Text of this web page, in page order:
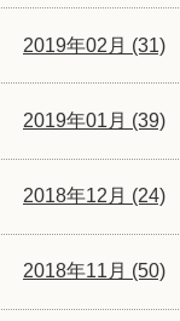
2019年02月 (31)
2019年01月 (39)
2018年12月 (24)
2018年11月 (50)